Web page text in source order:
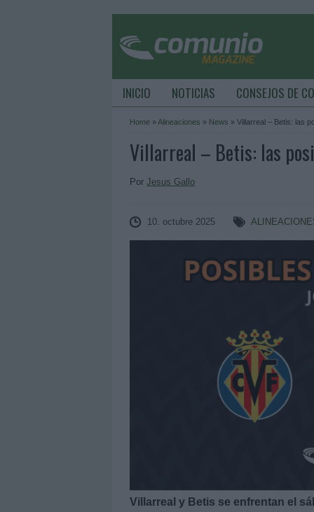
INICIO NOTICIAS CONSEJOS DE
Home »Alineaciones » News » Villarreal – Betis: las
Villarreal – Betis: las
Por Jesus Gallo
10. octubre 2025
Villarreal y Betis se enfrentan el